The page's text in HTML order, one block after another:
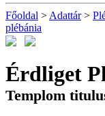
Főoldal > Adattár>
plébánia
Érdliget
Templom